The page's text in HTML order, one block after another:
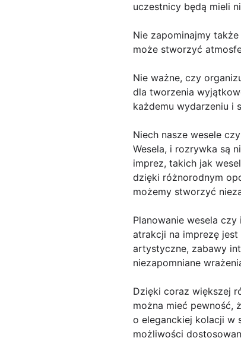
uczestnicy będą mieli
Nie zapominajmy
może stworzyć
Nie ważne, czy
dla tworzenia
każdemu wydarzeniu i
Niech nasze wesele
Wesela, i rozrywka są
imprez, takich jak
dzięki różnorodnym
możemy stworzyć
Planowanie wesela
atrakcji na imprezę
artystyczne, zabawy
niezapomniane
Dzięki coraz większej
można mieć pewność,
o eleganckiej kolacji w
możliwości